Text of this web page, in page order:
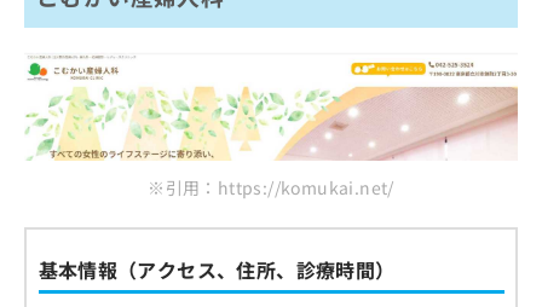
※引用：https://komukai.net/
基本情報（アクセス、住所、診療時間）